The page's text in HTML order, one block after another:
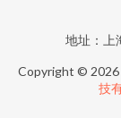
地址：上
Copyright © 2026
技